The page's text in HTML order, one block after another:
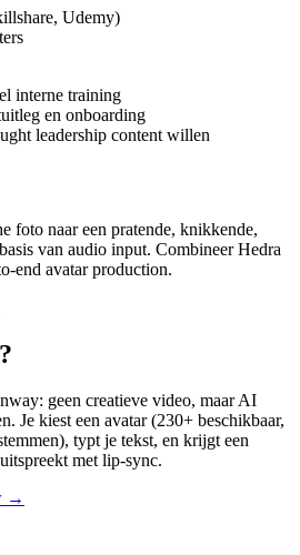
Udemy)
interne training
en onboarding
leadership content willen
foto naar een pratende, knikkende,
van audio input. Combineer Hedra
end avatar production.
?
geen creatieve video, maar AI
Je kiest een avatar (230+ beschikbaar,
typt je tekst, en krijgt een
met lip-sync.
→